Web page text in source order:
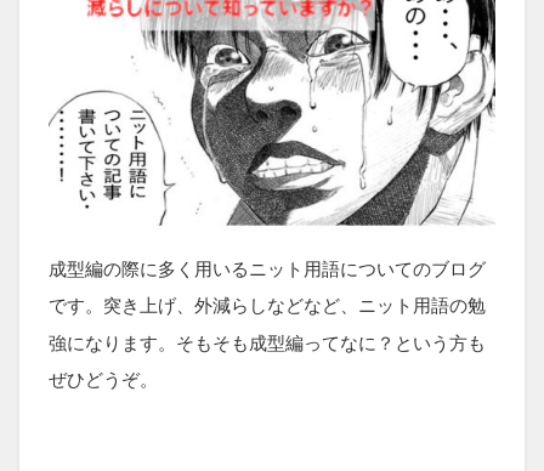
成型編の際に多く用いるニット用語についてのブログ
です。突き上げ、外減らしなどなど、ニット用語の勉
強になります。そもそも成型編ってなに？という方も
ぜひどうぞ。